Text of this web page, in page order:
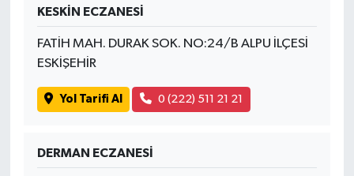
KESKİN ECZANESİ
FATİH MAH. DURAK SOK. NO:24/B ALPU İLÇESİ
ESKİŞEHİR
Yol Tarifi Al 0 (222) 511 21 21
DERMAN ECZANESİ